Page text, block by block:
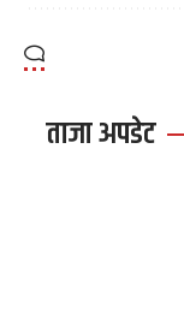
ताजा अपडेट